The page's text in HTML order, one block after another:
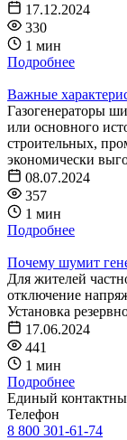
17.12.2024
330
1 мин
Подробнее
Важные
Газогенераторы
или основного
строительных,
экономически
08.07.2024
357
1 мин
Подробнее
Почему шумит
Для жителей
отключение
Установка
17.06.2024
441
1 мин
Подробнее
Единый
Телефон
8 800 301-61-74